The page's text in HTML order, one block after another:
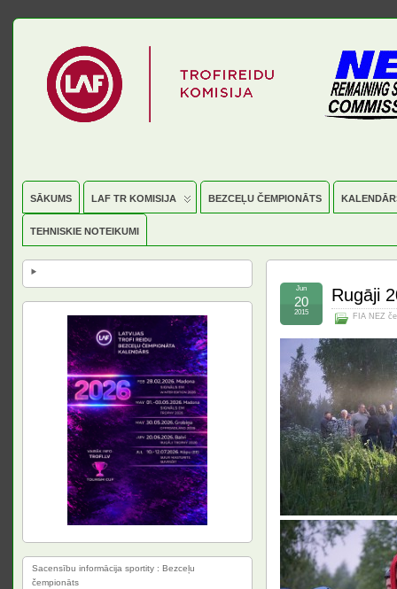
SĀKUMS LAF TR KOMISIJA BEZCEĻU ČEMPIONĀTS
TEHNISKIE NOTEIKUMI
Rugāji
FIA NEZ
Jun
20
2015
Sacensību informācija sportity : Bezceļu
čempionāts